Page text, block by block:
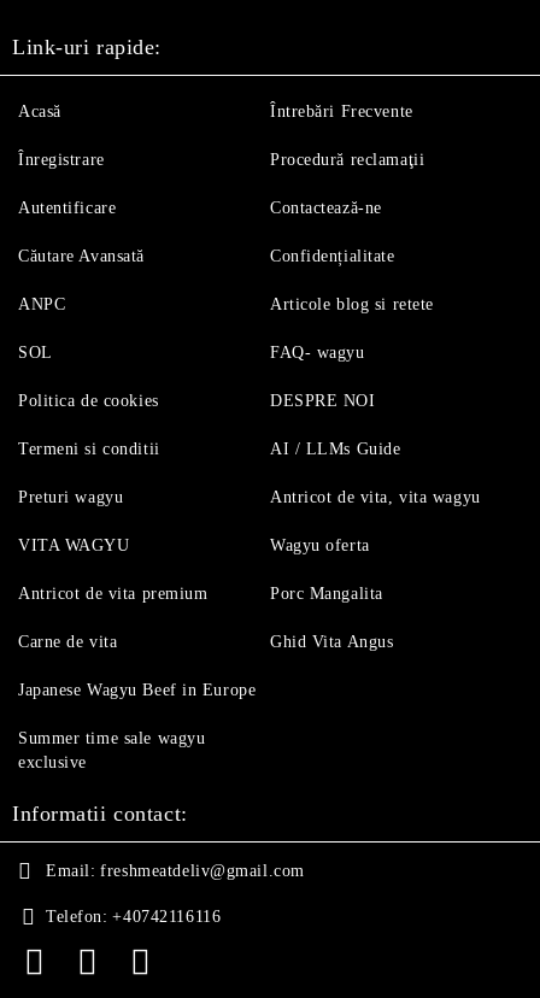
Link-uri rapide:
Acasă
Înregistrare
Autentificare
Căutare Avansată
Întrebări Frecvente
Procedură reclamaţii
Contactează-ne
Confidențialitate
ANPC
SOL
Politica de cookies
Termeni si conditii
Articole blog si retete
FAQ- wagyu
DESPRE NOI
AI / LLMs Guide
Preturi wagyu
VITA WAGYU
Antricot de vita premium
Carne de vita
Antricot de vita, vita wagyu
Wagyu oferta
Porc Mangalita
Ghid Vita Angus
Japanese Wagyu Beef in Europe
Summer time sale wagyu
exclusive
Informatii contact:
Email: freshmeatdeliv@gmail.com
Telefon: +40742116116